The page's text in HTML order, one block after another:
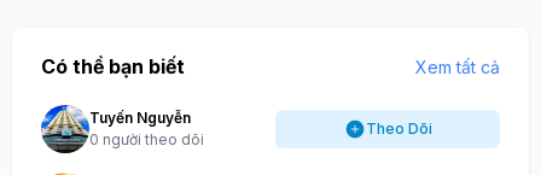
Có thể bạn biết Xem tất cả
Tuyến Nguyễn
0 người theo dõi
Theo Dõi